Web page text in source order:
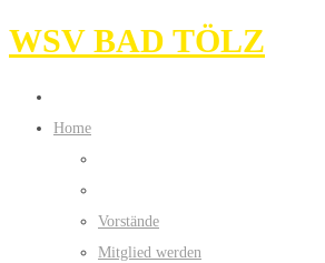
WSV BAD TÖLZ
Home
Vorstände
Mitglied werden